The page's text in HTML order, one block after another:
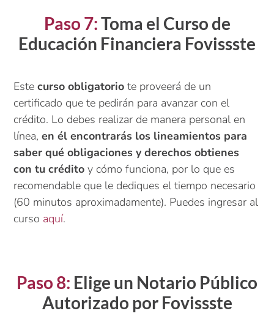
Paso 7:Toma el Curso de
Educación Financiera Fovissste
Estecurso obligatorio te proveerá de un
certificado que te pedirán para avanzar con el
crédito. Lo debes realizar de manera personal en
línea,en él encontrarás los lineamientos para
saber qué obligaciones y derechos obtienes
con tu crédito y cómo funciona, por lo que es
recomendable que le dediques el tiempo necesario
(60 minutos aproximadamente). Puedes ingresar al
curso aquí.
Paso 8: Elige un Notario Público
Autorizado por Fovissste